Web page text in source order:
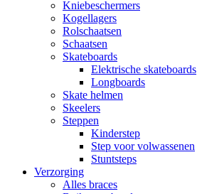
Kniebeschermers
Kogellagers
Rolschaatsen
Schaatsen
Skateboards
Elektrische skateboards
Longboards
Skate helmen
Skeelers
Steppen
Kinderstep
Step voor volwassenen
Stuntsteps
Verzorging
Alles braces